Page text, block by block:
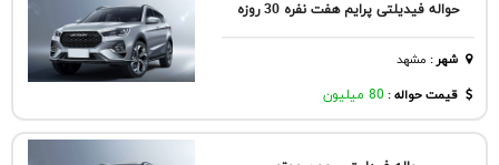
حواله فیدیلتی پرایم هفت نفره 30 روزه
شهر: مشهد
قیمت حواله : 80 میلیون